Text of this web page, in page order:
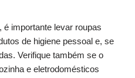
importante levar roupas
de higiene pessoal e, se
Verifique também se o
e eletrodomésticos